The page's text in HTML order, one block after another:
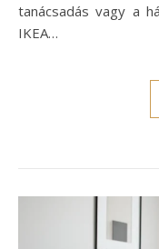
tanácsadás vagy a
IKEA…